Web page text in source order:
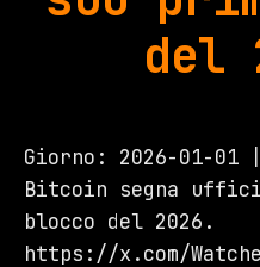
del
Giorno: 2026-01-01
Bitcoin segna
blocco del 2026.
https://x.com/